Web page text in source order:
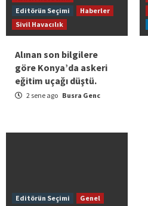
Editörün Seçimi
Haberler
Sivil Havacılık
Alınan son bilgilere
göre Konya’da askeri
eğitim uçağı düştü.
2 sene ago Busra Genc
Editörün Seçimi
Genel